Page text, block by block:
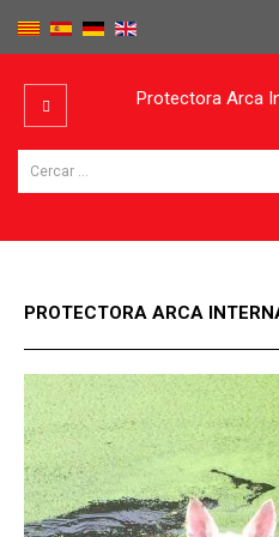
Protectora Arca
PROTECTORA ARCA